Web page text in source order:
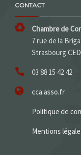
CONTACT
Chambre de
7 rue de la
Strasbourg
03 88 15 42 42
cca.asso.fr
Politique de
Mentions